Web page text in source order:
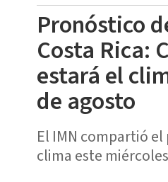
Pronóstico
Costa Rica:
estará el
de agosto
El IMN compartió
clima este